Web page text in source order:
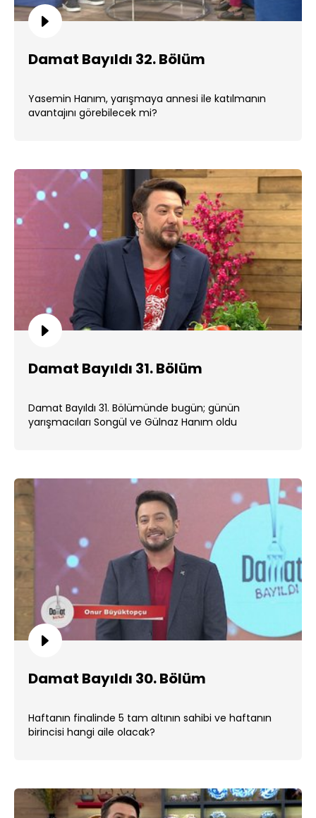
Damat Bayıldı 32. Bölüm
Yasemin Hanım, yarışmaya annesi ile katılmanın
avantajını görebilecek mi?
Damat Bayıldı 31. Bölüm
Damat Bayıldı 31. Bölümünde bugün; günün
yarışmacıları Songül ve Gülnaz Hanım oldu
Damat Bayıldı 30. Bölüm
Haftanın finalinde 5 tam altının sahibi ve haftanın
birincisi hangi aile olacak?